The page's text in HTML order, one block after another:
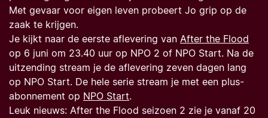
Met gevaar voor eigen leven probeert Jo grip op de
zaak te krijgen.
Je kijkt naar de eerste aflevering van After the Flood
op 6 juni om 23.40 uur op NPO 2 of NPO Start. Na de
uitzending stream je de aflevering zeven dagen lang
op NPO Start. De hele serie stream je met een plus-
abonnement op NPO Start.
Leuk nieuws: After the Flood seizoen 2 zie je vanaf 20